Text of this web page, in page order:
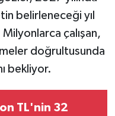
belirleneceği yıl
çalışan,
doğrultusunda
bekliyor.
TL'nin 32